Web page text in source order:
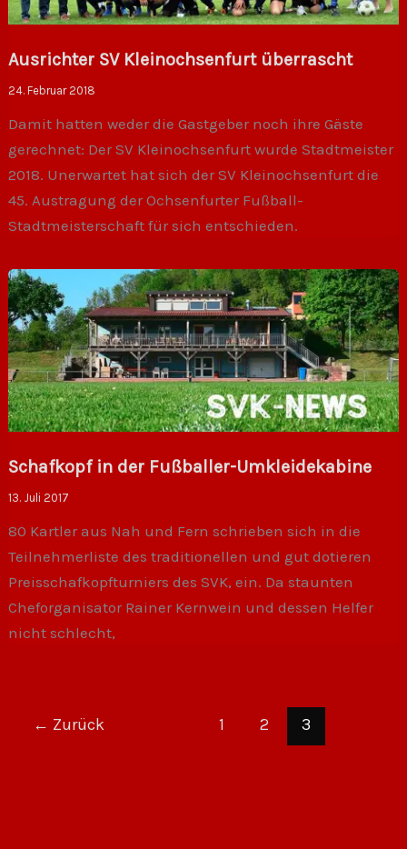
Ausrichter SV Kleinochsenfurt überrascht
24. Februar 2018
Damit hatten weder die Gastgeber noch ihre Gäste
gerechnet: Der SV Kleinochsenfurt wurde Stadtmeister
2018. Unerwartet hat sich der SV Kleinochsenfurt die
45. Austragung der Ochsenfurter Fußball-
Stadtmeisterschaft für sich entschieden.
Schafkopf in der Fußballer-Umkleidekabine
13. Juli 2017
80 Kartler aus Nah und Fern schrieben sich in die
Teilnehmerliste des traditionellen und gut dotieren
Preisschafkopfturniers des SVK, ein. Da staunten
Cheforganisator Rainer Kernwein und dessen Helfer
nicht schlecht,
← Zurück 1 2 3